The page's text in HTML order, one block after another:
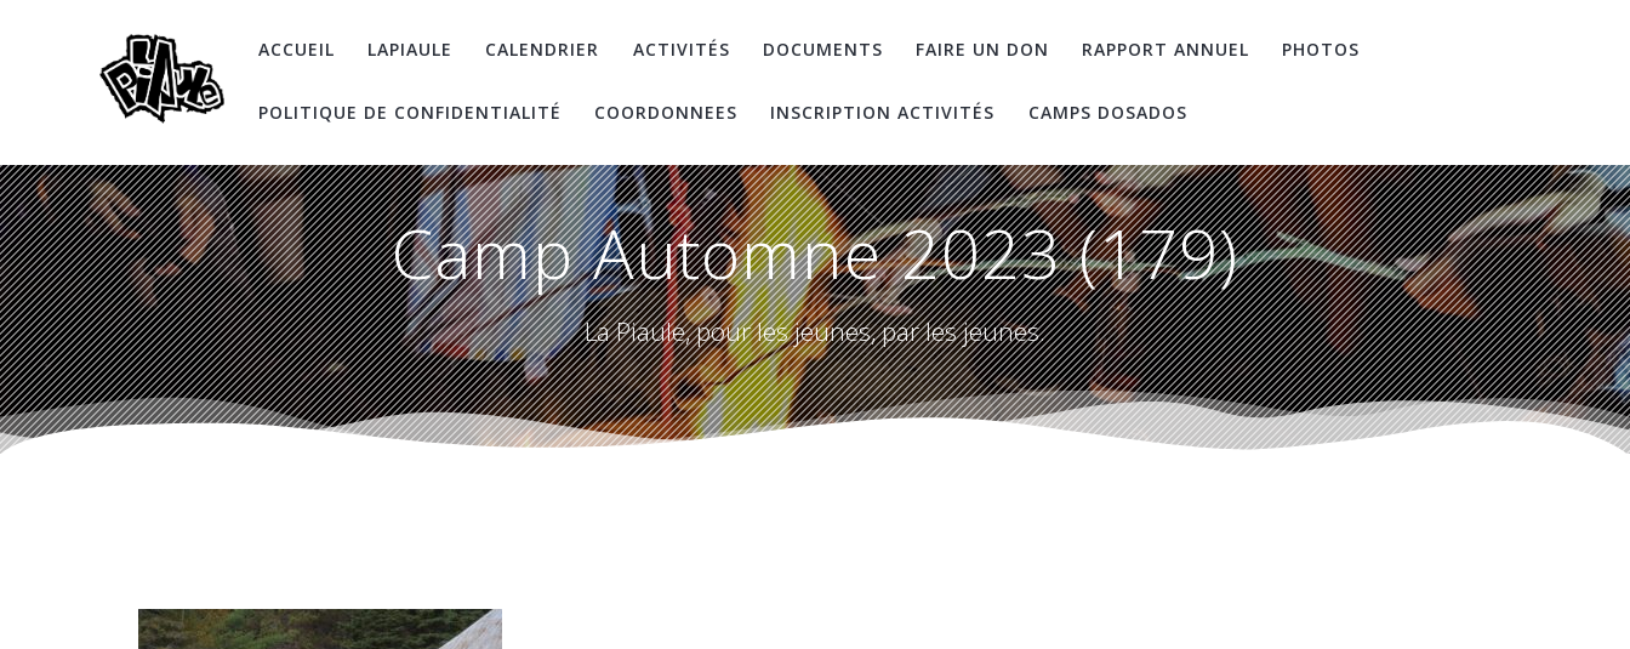
ACCUEIL LAPIAULE CALENDRIER ACTIVITÉS DOCUMENTS FAIRE UN DON RAPPORT ANNUEL PHOTOS
POLITIQUE DE CONFIDENTIALITÉ COORDONNEES INSCRIPTION ACTIVITÉS CAMPS DOSADOS
Camp Automne 2023 (179)
La Piaule, pour les jeunes, par les jeunes.